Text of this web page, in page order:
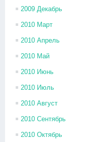
2009 Декабрь
2010 Март
2010 Апрель
2010 Май
2010 Июнь
2010 Июль
2010 Август
2010 Сентябрь
2010 Октябрь